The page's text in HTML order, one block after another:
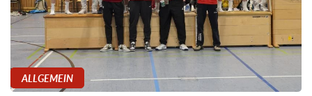
ALLGEMEIN